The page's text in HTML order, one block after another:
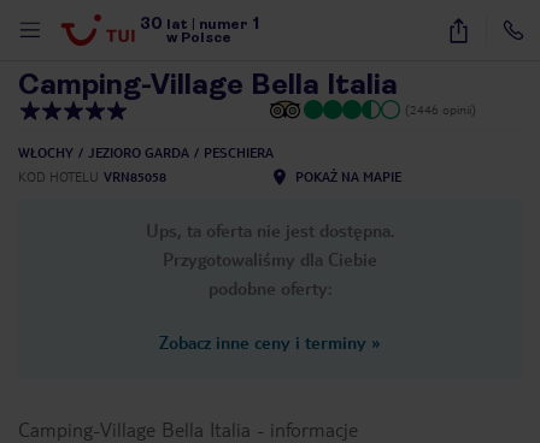
30 lat numer 1
w Polsce
26
Camping-Village Bella Italia
(2446 opinii)
WŁOCHY JEZIORO GARDA
PESCHIERA
KOD HOTELU VRN85058 POKAŻ NA MAPIE
Ups, ta oferta nie jest dostępna.
Przygotowaliśmy dla Ciebie
podobne oferty:
Zobacz inne ceny i terminy »
Camping-Village Bella Italia - informacje